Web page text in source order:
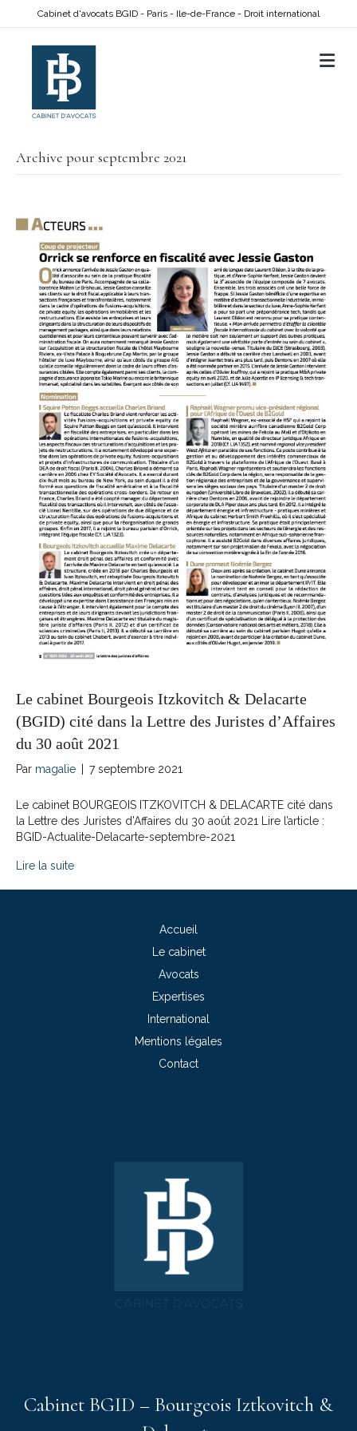
Cabinet d'avocats BGID - Paris - Ile-de-France - Droit international
Archive pour septembre 2021
Le cabinet Bourgeois Itzkovitch & Delacarte
(BGID) cité dans la Lettre des Juristes d’Affaires
du 30 août 2021
Par magalie 7 septembre 2021
Le cabinet BOURGEOIS ITZKOVITCH & DELACARTE cité dans
la Lettre des Juristes d’Affaires du 30 août 2021 Lire l’article :
BGID-Actualite-Delacarte-septembre-2021
Lire la suite
Accueil
Le cabinet
Avocats
Expertises
International
Mentions légales
Contact
Cabinet BGID – Bourgeois Iztkovitch &